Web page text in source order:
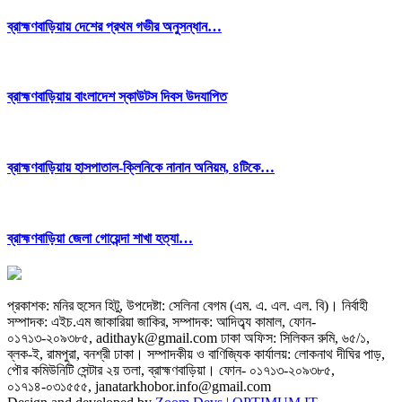
ব্রাহ্মণবাড়িয়ায় দেশের প্রথম গভীর অনুসন্ধান…
ব্রাহ্মণবাড়িয়ায় বাংলাদেশ স্কাউটস দিবস উদযাপিত
ব্রাহ্মণবাড়িয়ায় হাসপাতাল-ক্লিনিকে নানান অনিয়ম, ৪টিকে…
ব্রাহ্মণবাড়িয়া জেলা গোয়েন্দা শাখা হত্যা…
প্রকাশক: মনির হুসেন হিটু, উপদেষ্টা: সেলিনা বেগম (এম. এ. এল. এল. বি) । নির্বাহী
সম্পাদক: এইচ.এম জাকারিয়া জাকির, সম্পাদক: আদিত্ব্য কামাল, ফোন-
০১৭১৩-২০৯৩৮৫, adithayk@gmail.com ঢাকা অফিস: সিলিকন রুমি, ৬৫/১,
ব্লক-ই, রামপুরা, বনশ্রী ঢাকা। সম্পাদকীয় ও বাণিজ্যিক কার্যালয়: লোকনাথ দীঘির পাড়,
পৌর কমিউনিটি সেন্টার ২য় তলা, ব্রাহ্মণবাড়িয়া। ফোন- ০১৭১৩-২০৯৩৮৫,
০১৭১৪-০৩১৫৫৫, janatarkhobor.info@gmail.com